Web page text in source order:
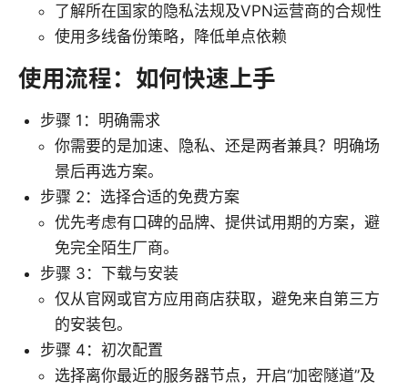
了解所在国家的隐私法规及VPN运营商的合规性
使用多线备份策略，降低单点依赖
使用流程：如何快速上手
步骤 1：明确需求
你需要的是加速、隐私、还是两者兼具？明确场
景后再选方案。
步骤 2：选择合适的免费方案
优先考虑有口碑的品牌、提供试用期的方案，避
免完全陌生厂商。
步骤 3：下载与安装
仅从官网或官方应用商店获取，避免来自第三方
的安装包。
步骤 4：初次配置
选择离你最近的服务器节点，开启“加密隧道”及